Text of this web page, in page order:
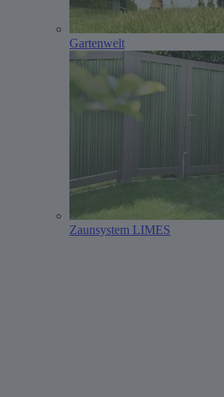
Gartenwelt
Zaunsystem LIMES